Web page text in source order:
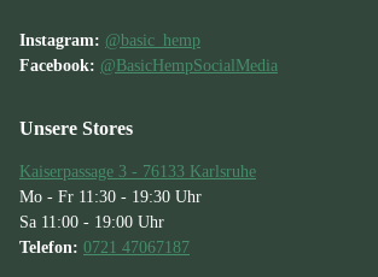
Instagram: @basic_hemp
Facebook: @BasicHempSocialMedia
Unsere Stores
Kaiserpassage 3 - 76133 Karlsruhe
Mo - Fr 11:30 - 19:30 Uhr
Sa 11:00 - 19:00 Uhr
Telefon: 0721 47067187